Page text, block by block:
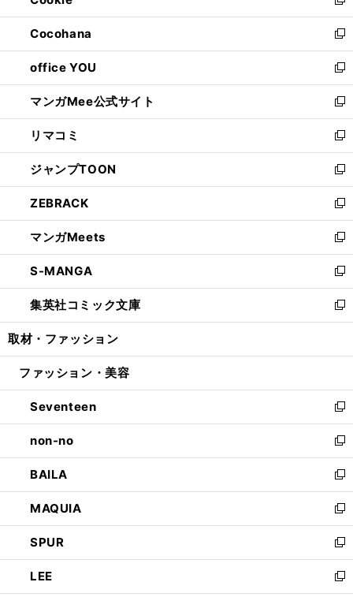
開
く
ウ
で
開
く
ン
ド
ウ
で
開
く
新
し
い
ウ
ィ
ン
ド
ウ
で
開
く
Cocohana
新
し
い
ウ
ィ
ン
ド
ウ
で
開
く
office YOU
新
し
い
ウ
ィ
ン
ド
ウ
で
開
く
マンガMee公式サイト
新
し
い
ウ
ィ
ン
ド
ウ
で
開
く
リマコミ
新
し
い
ウ
ィ
ン
ド
ウ
で
開
く
ジャンプTOON
新
し
い
ウ
ィ
ン
ド
ウ
で
開
ZEBRACK
新
し
い
ウ
ィ
ン
ド
ウ
開
マンガMeets
新
し
い
ウ
ィ
ン
ウ
開
く
S-MANGA
新
し
い
ウ
ン
ウ
で
開
く
集英社コミック文庫
新
し
ウ
ン
ド
ウ
で
開
く
取材・ファッション
ファッション・美容
Seventeen
新
し
い
ウ
ィ
ン
ド
ウ
で
開
く
non-no
新
し
い
ウ
ィ
ン
ド
ウ
で
開
BAILA
新
し
い
ウ
ィ
ン
ド
ウ
MAQUIA
新
し
い
ウ
ィ
SPUR
新
し
い
LEE
新